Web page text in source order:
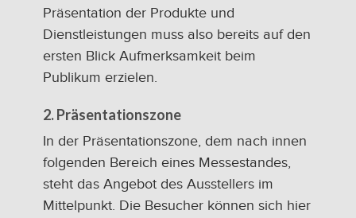
Präsentation der Produkte und
Dienstleistungen muss also bereits auf den
ersten Blick Aufmerksamkeit beim
Publikum erzielen.
2. Präsentationszone
In der Präsentationszone, dem nach innen
folgenden Bereich eines Messestandes,
steht das Angebot des Ausstellers im
Mittelpunkt. Die Besucher können sich hier